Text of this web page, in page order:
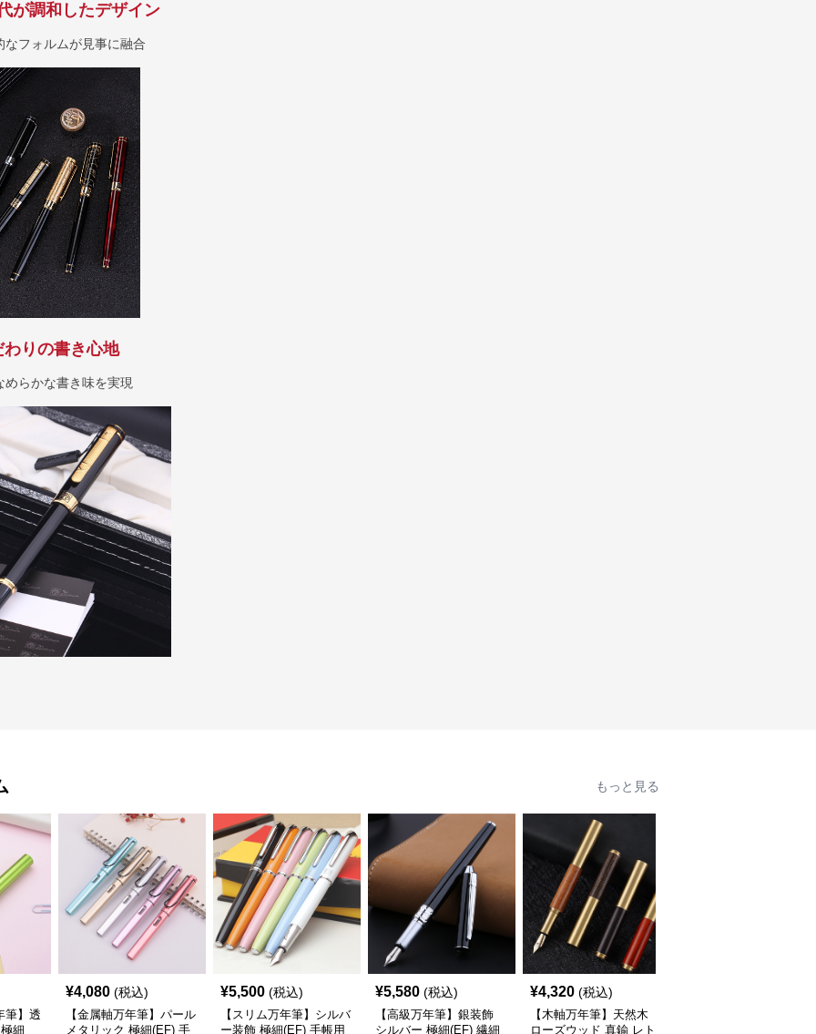
が調和したデザイン
フォルムが見事に融合
わりの書き心地
らかな書き味を実現
もっと見る
筆】透
細
¥4,080 (税込)
【金属軸万年筆】パール
メタリック 極細(EF) 手
¥5,500 (税込)
【スリム万年筆】シルバ
ー装飾 極細(EF) 手帳用
¥5,580 (税込)
【高級万年筆】銀装飾
シルバー 極細(EF) 繊細
¥4,320 (税込)
【木軸万年筆】天然木
ローズウッド 真鍮 レト